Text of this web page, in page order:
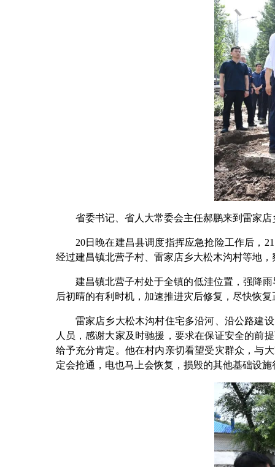
省委书记、省人大常委会主任郝鹏来到雷家店
20日晚在建昌县调度指挥应急抢险工作后，21
经过建昌镇北营子村、雷家店乡大松木沟村等地
建昌镇北营子村处于全镇的低洼位置，强降雨
后初晴的有利时机，加速推进灾后修复，尽快恢
雷家店乡大松木沟村住宅多沿河、沿公路建设
人员，感谢大家及时驰援，要求在保证安全的前
给予充分肯定。他在村内亲切看望受灾群众，与
定会抢通，电也马上会恢复，损毁的其他基础设